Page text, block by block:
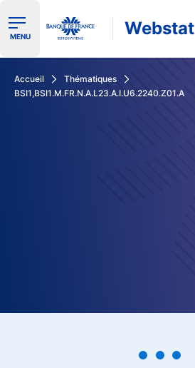
Ouvrir le menu de navigation
MENU Webstat
Accueil
Thématiques
BSI1,BSI1.M.FR.N.A.L23.A.I.U6.2240.Z01.A